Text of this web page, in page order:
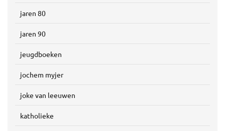
jaren 80
jaren 90
jeugdboeken
jochem myjer
joke van leeuwen
katholieke